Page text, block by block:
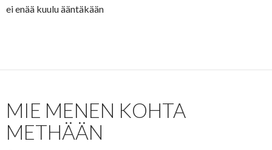
ei enää kuulu ääntäkään
MIE MENEN KOHTA
METHÄÄN